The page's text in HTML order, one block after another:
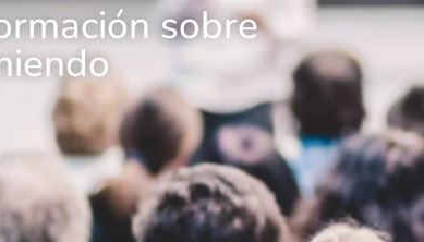
sobre